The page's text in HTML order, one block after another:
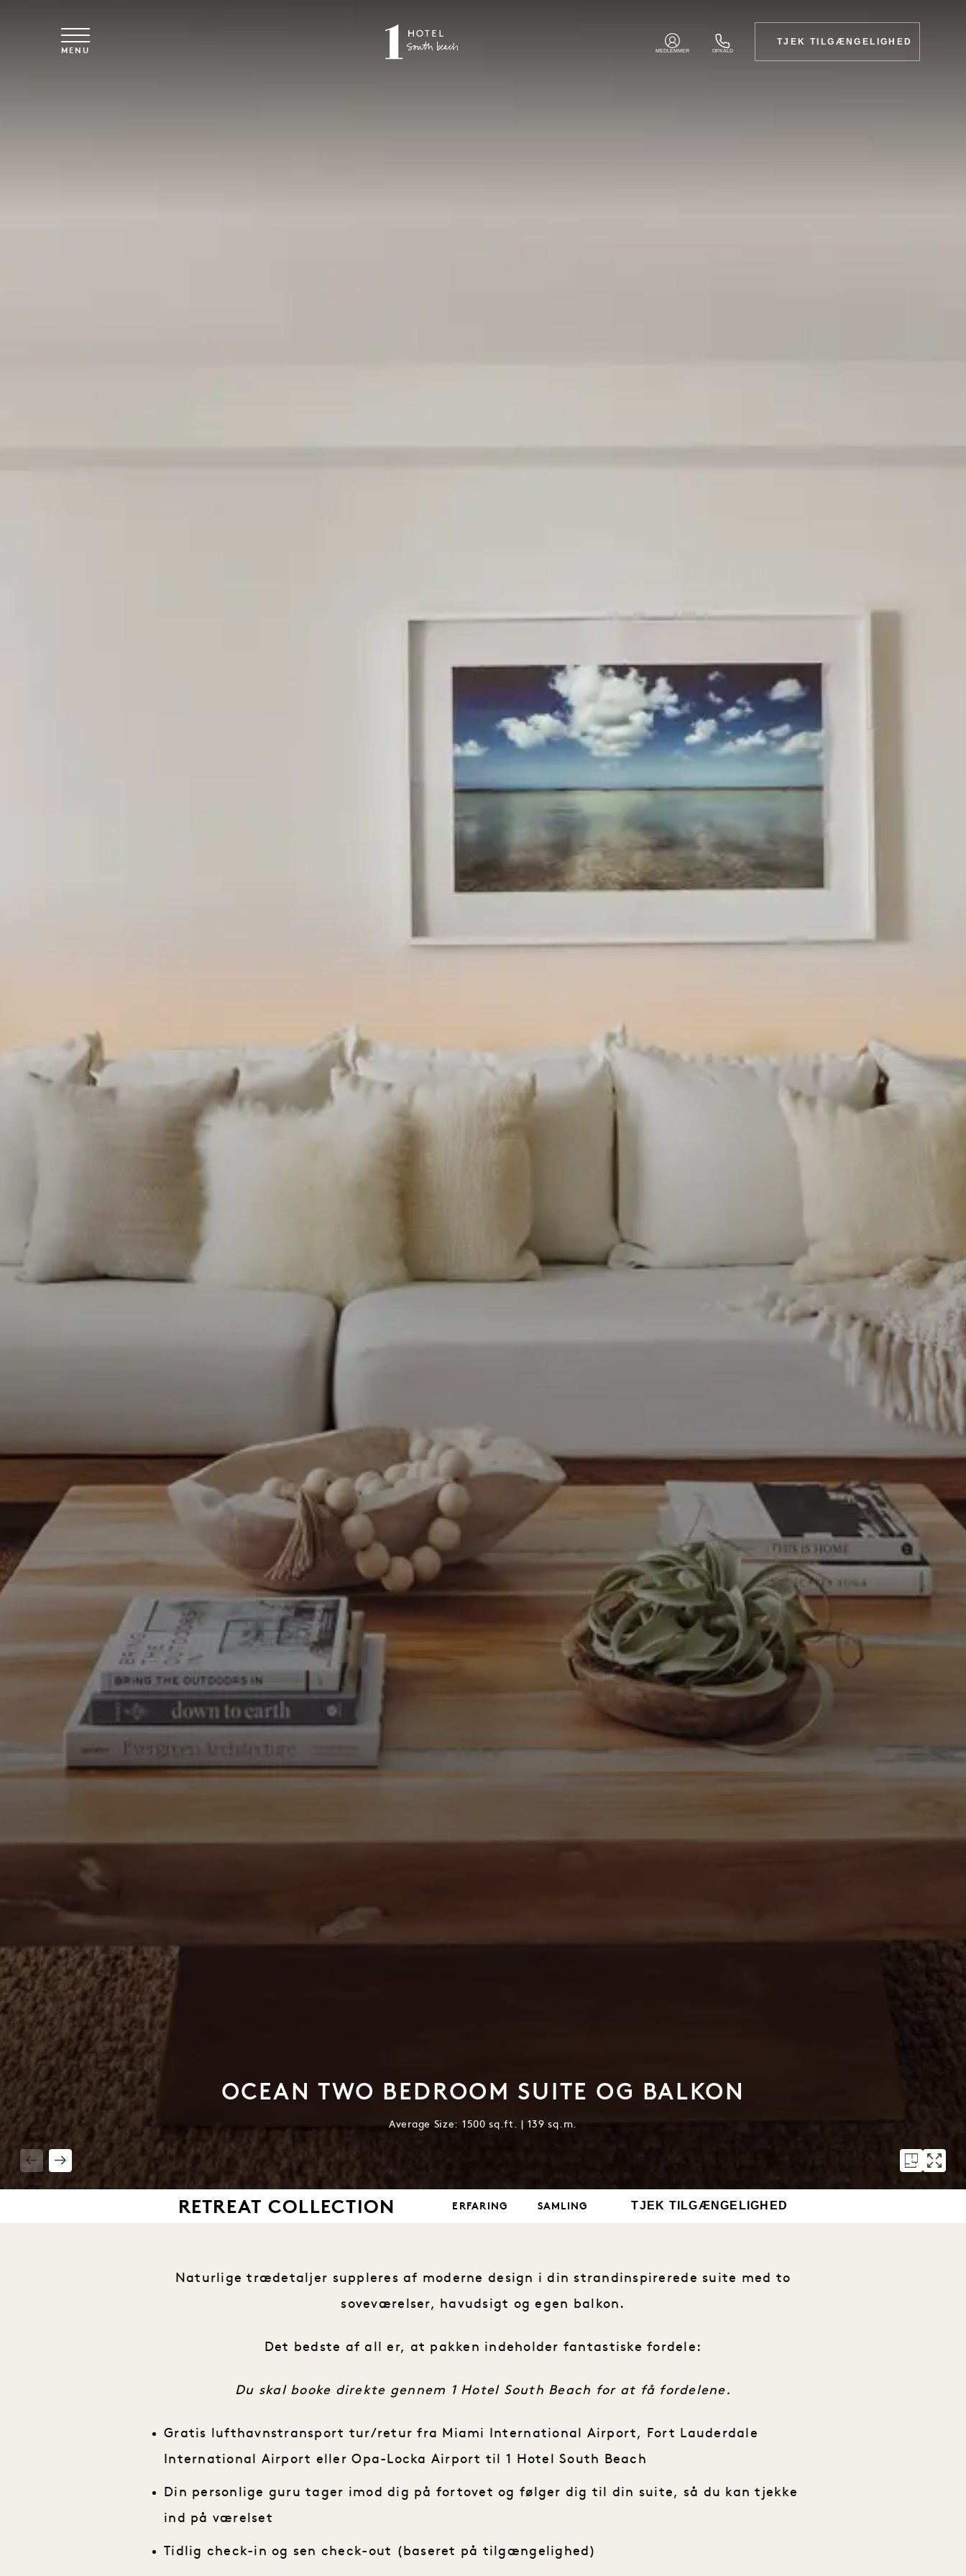
MENU MEDLEMMER OPKALD
TJEK TILGÆNGELIGHED
OCEAN TWO BEDROOM SUITE OG BALKON
Average Size: 1500 sq.ft. | 139 sq.m.
RETREAT COLLECTION ERFARING SAMLING TJEK TILGÆNGELIGHED
Naturlige trædetaljer suppleres af moderne design i din strandinspirerede suite med to
soveværelser, havudsigt og egen balkon.
Det bedste af all er, at pakken indeholder fantastiske fordele:
Du skal booke direkte gennem 1 Hotel South Beach for at få fordelene.
Gratis lufthavnstransport tur/retur fra Miami International Airport, Fort Lauderdale
International Airport eller Opa-Locka Airport til 1 Hotel South Beach
Din personlige guru tager imod dig på fortovet og følger dig til din suite, så du kan tjekke
ind på værelset
Tidlig check-in og sen check-out (baseret på tilgængelighed)